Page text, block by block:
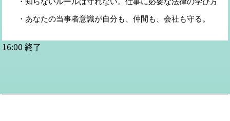
・あなたの当事者意識が自分も、仲間も、会社も守る。
16:00 終了